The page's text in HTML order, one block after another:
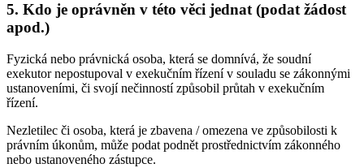
5. Kdo je oprávněn v této věci jednat (podat žádost
apod.)
Fyzická nebo právnická osoba, která se domnívá, že soudní
exekutor nepostupoval v exekučním řízení v souladu se zákonnými
ustanoveními, či svojí nečinností způsobil průtah v exekučním
řízení.
Nezletilec či osoba, která je zbavena / omezena ve způsobilosti k
právním úkonům, může podat podnět prostřednictvím zákonného
nebo ustanoveného zástupce.